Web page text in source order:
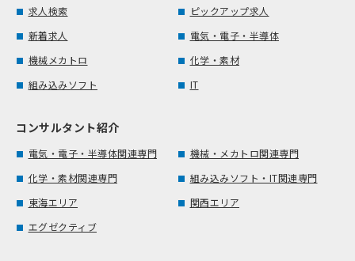
求人検索
ピックアップ求人
新着求人
電気・電子・半導体
機械メカトロ
化学・素材
組み込みソフト
IT
コンサルタント紹介
電気・電子・半導体関連専門
機械・メカトロ関連専門
化学・素材関連専門
組み込みソフト・IT関連専門
東海エリア
関西エリア
エグゼクティブ